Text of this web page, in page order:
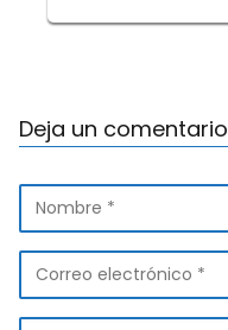
Deja un comentario